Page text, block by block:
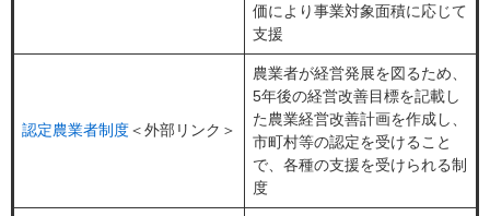
価により事業対象面積に応じて
支援
認定農業者制度＜外部リンク＞
農業者が経営発展を図るため、
5年後の経営改善目標を記載し
た農業経営改善計画を作成し、
市町村等の認定を受けること
で、各種の支援を受けられる制
度